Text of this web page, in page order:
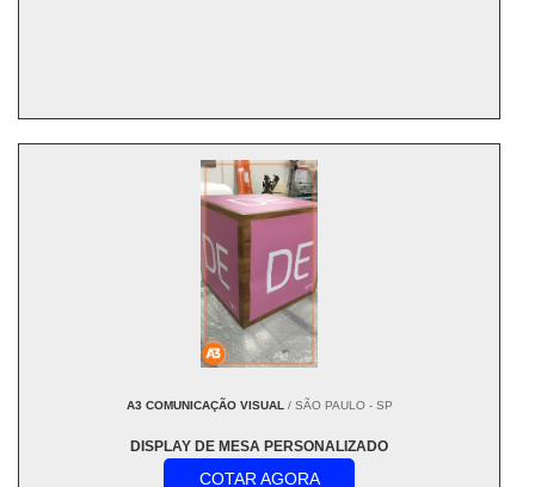
A3 COMUNICAÇÃO VISUAL/ SÃO PAULO - SP
DISPLAY DE MESA PERSONALIZADO
COTAR AGORA